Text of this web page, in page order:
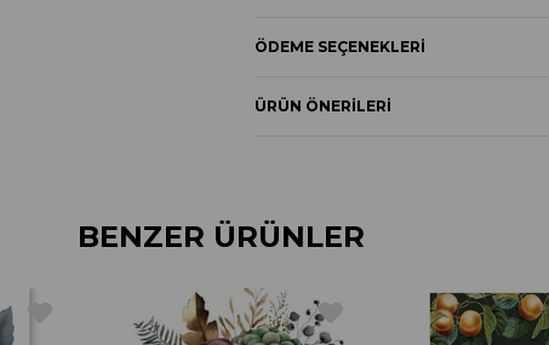
ÖDEME SEÇENEKLERI
ÜRÜN ÖNERILERI
BENZER ÜRÜNLER